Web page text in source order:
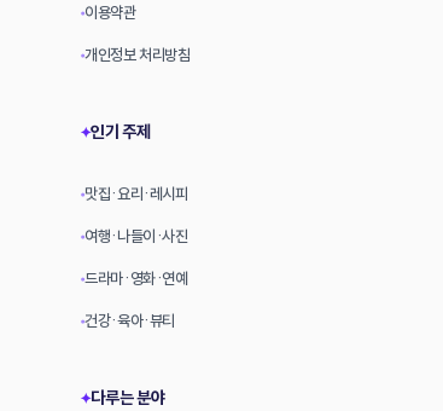
•이용약관
•개인정보 처리방침
✦인기 주제
•맛집·요리·레시피
•여행·나들이·사진
•드라마·영화·연예
•건강·육아·뷰티
✦다루는 분야